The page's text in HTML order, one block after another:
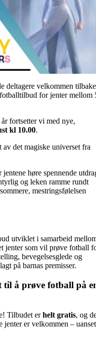
deltagere velkommen tilbake
for jenter mellom
fortsetter vi med nye,
kl 10.00.
av det magiske universet fra
høre spennende
og leken ramme rundt
mestringsfølelsen
utviklet i samarbeid
jenter som vil prøve fotball
bevegelsesglede og
på barnas premisser.
til å prøve fotball på
Tilbudet erhelt gratis, og
er velkommen –